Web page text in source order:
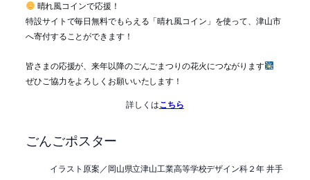
晴れ風コインで応援！
特設サイトで毎日無料でもらえる「晴れ風コイン」を使って、津山市
へ寄付することができます！
皆さまの応援が、来年以降のごんごまつりの花火につながります
ぜひご協力をよろしくお願いいたします！
詳しくはこちら
ごんごポスター
イラスト原案／岡山県立津山工業高等学校デザイン科２年 井手